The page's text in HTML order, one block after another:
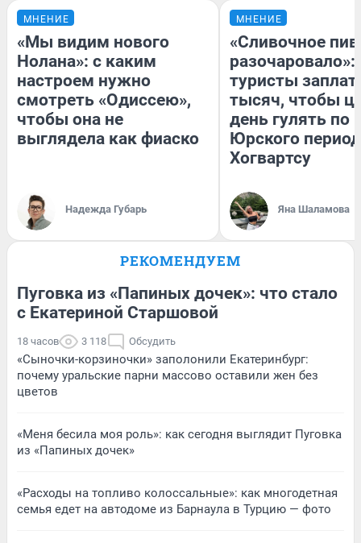
МНЕНИЕ
«Мы видим нового
Нолана»: с каким
настроем нужно
смотреть «Одиссею»,
чтобы она не
выглядела как фиаско
Надежда Губарь
МНЕНИЕ
«Сливочное
разочаровало»:
туристы
тысяч, чтобы
день гулять по
Юрского
Хогвартсу
Яна Шаламова
РЕКОМЕНДУЕМ
Пуговка из «Папиных дочек»: что стало
с Екатериной Старшовой
18 часов 3 118 Обсудить
«Сыночки-корзиночки» заполонили Екатеринбург:
почему уральские парни массово оставили жен без
цветов
«Меня бесила моя роль»: как сегодня выглядит Пуговка
из «Папиных дочек»
«Расходы на топливо колоссальные»: как многодетная
семья едет на автодоме из Барнаула в Турцию — фото